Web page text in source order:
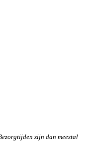
zijn dan meestal